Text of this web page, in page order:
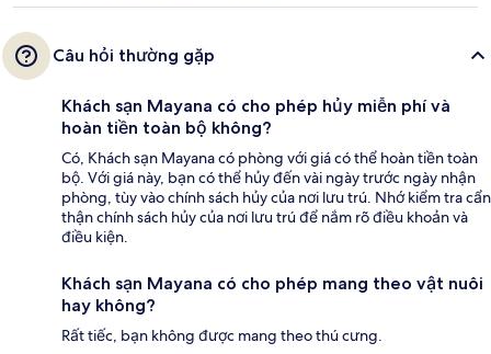
Câu hỏi thường gặp
Khách sạn Mayana có cho phép hủy miễn phí và
hoàn tiền toàn bộ không?
Có, Khách sạn Mayana có phòng với giá có thể hoàn tiền toàn
bộ. Với giá này, bạn có thể hủy đến vài ngày trước ngày nhận
phòng, tùy vào chính sách hủy của nơi lưu trú. Nhớ kiểm tra cẩn
thận chính sách hủy của nơi lưu trú để nắm rõ điều khoản và
điều kiện.
Khách sạn Mayana có cho phép mang theo vật nuôi
hay không?
Rất tiếc, bạn không được mang theo thú cưng.